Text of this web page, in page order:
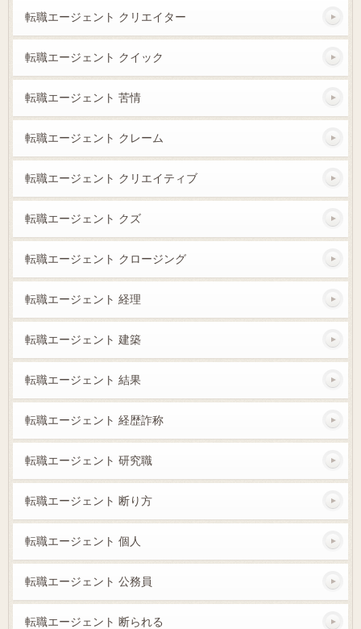
転職エージェント クリエイター
転職エージェント クイック
転職エージェント 苦情
転職エージェント クレーム
転職エージェント クリエイティブ
転職エージェント クズ
転職エージェント クロージング
転職エージェント 経理
転職エージェント 建築
転職エージェント 結果
転職エージェント 経歴詐称
転職エージェント 研究職
転職エージェント 断り方
転職エージェント 個人
転職エージェント 公務員
転職エージェント 断られる